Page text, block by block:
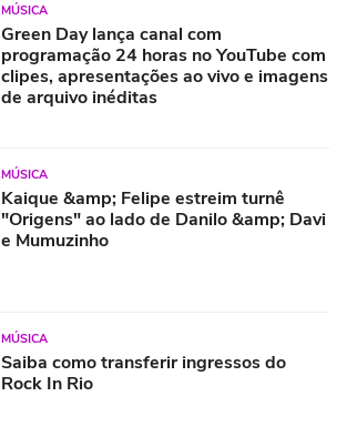
MÚSICA
Green Day lança canal com
programação 24 horas no YouTube com
clipes, apresentações ao vivo e imagens
de arquivo inéditas
MÚSICA
Kaique &amp; Felipe estreim turnê
"Origens" ao lado de Danilo &amp; Davi
e Mumuzinho
MÚSICA
Saiba como transferir ingressos do
Rock In Rio